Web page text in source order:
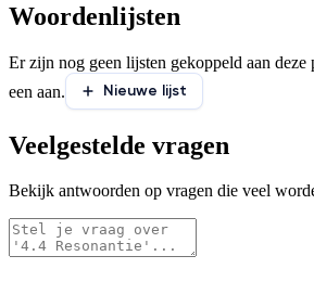
Woordenlijsten
Er zijn nog geen lijsten gekoppeld aan deze
een aan.
Nieuwe lijst
Veelgestelde vragen
Bekijk antwoorden op vragen die veel